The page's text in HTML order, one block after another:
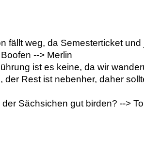
fällt weg, da Semesterticket und
--> Merlin
ist es keine, da wir
der Rest ist nebenher, daher
Sächsichen gut birden? -->